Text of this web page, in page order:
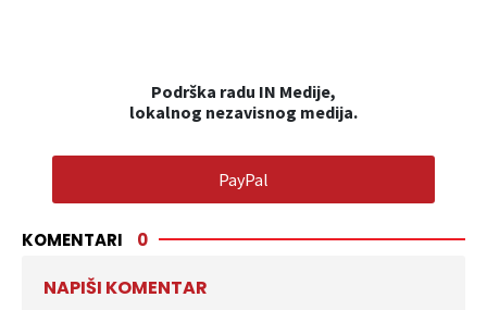
Podrška radu IN Medije,
lokalnog nezavisnog medija.
PayPal
KOMENTARI 0
NAPIŠI KOMENTAR